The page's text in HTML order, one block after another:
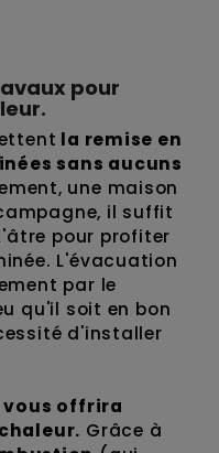
pour
la remise en
sans aucuns
une maison
il suffit
pour profiter
L'évacuation
par le
qu'il soit en bon
d'installer
vous offrira
Grâce à